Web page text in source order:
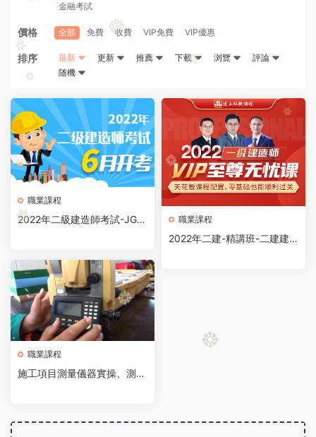
金融考試
價格 全部 免費 收費 VIP免費 VIP優惠
排序 最新 更新 推薦 下載 浏覽
評論
随機
職業課程
2022年二級建造師考試-JG-
職業課程
2022年二建-精講班-二建建
職業課程
施工項目測量儀器實操、測量